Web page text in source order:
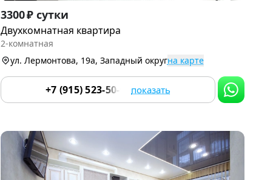
Item
1
of
9
3300 ₽ сутки
Двухкомнатная квартира
2-комнатная
ул. Лермонтова, 19а, Западный округна карте
+7 (915) 523-50-05 показать